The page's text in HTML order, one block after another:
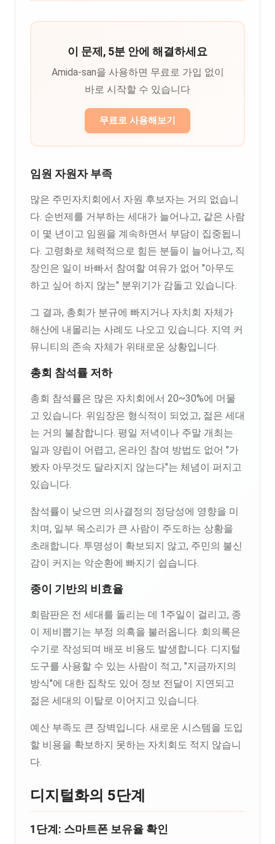
이 문제, 5분 안에 해결하세요
Amida-san을 사용하면 무료로 가입 없이
바로 시작할 수 있습니다
무료로 사용해보기
임원 자원자 부족
많은 주민자치회에서 자원 후보자는 거의 없습니
다. 순번제를 거부하는 세대가 늘어나고, 같은 사람
이 몇 년이고 임원을 계속하면서 부담이 집중됩니
다. 고령화로 체력적으로 힘든 분들이 늘어나고, 직
장인은 일이 바빠서 참여할 여유가 없어 "아무도
하고 싶어 하지 않는" 분위기가 감돌고 있습니다.
그 결과, 총회가 분규에 빠지거나 자치회 자체가
해산에 내몰리는 사례도 나오고 있습니다. 지역 커
뮤니티의 존속 자체가 위태로운 상황입니다.
총회 참석률 저하
총회 참석률은 많은 자치회에서 20~30%에 머물
고 있습니다. 위임장은 형식적이 되었고, 젊은 세대
는 거의 불참합니다. 평일 저녁이나 주말 개최는
일과 양립이 어렵고, 온라인 참여 방법도 없어 "가
봤자 아무것도 달라지지 않는다"는 체념이 퍼지고
있습니다.
참석률이 낮으면 의사결정의 정당성에 영향을 미
치며, 일부 목소리가 큰 사람이 주도하는 상황을
초래합니다. 투명성이 확보되지 않고, 주민의 불신
감이 커지는 악순환에 빠지기 쉽습니다.
종이 기반의 비효율
회람판은 전 세대를 돌리는 데 1주일이 걸리고, 종
이 제비뽑기는 부정 의혹을 불러옵니다. 회의록은
수기로 작성되며 배포 비용도 발생합니다. 디지털
도구를 사용할 수 있는 사람이 적고, "지금까지의
방식"에 대한 집착도 있어 정보 전달이 지연되고
젊은 세대의 이탈로 이어지고 있습니다.
예산 부족도 큰 장벽입니다. 새로운 시스템을 도입
할 비용을 확보하지 못하는 자치회도 적지 않습니
다.
디지털화의 5단계
1단계: 스마트폰 보유율 확인